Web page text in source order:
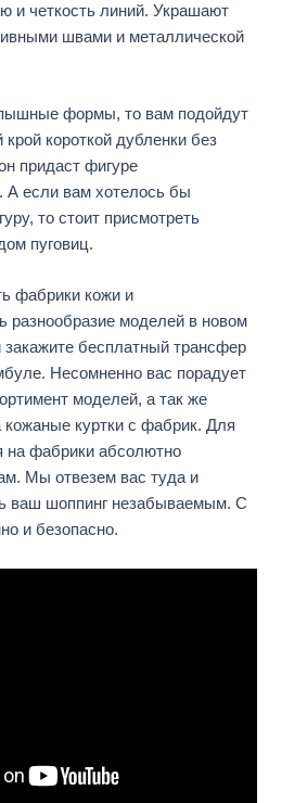
и четкость линий. Украшают
швами и металлической
формы, то вам подойдут
короткой дубленки без
придаст фигуре
А если вам хотелось бы
то стоит присмотреть
пуговиц.
фабрики кожи и
разнообразие моделей в новом
закажите бесплатный трансфер
Несомненно вас порадует
моделей, а так же
кожаные куртки с фабрик. Для
на фабрики абсолютно
Мы отвезем вас туда и
ваш шоппинг незабываемым. С
и безопасно.